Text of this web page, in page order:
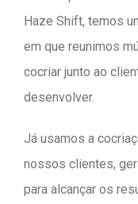
Haze Shift, temos
em que reunimos
cocriar junto ao
desenvolver.
Já usamos a
nossos clientes,
para alcançar os